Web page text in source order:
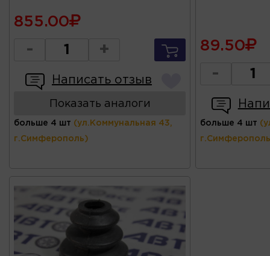
855.00
- +
Написать отзыв
Показать аналоги
больше 4 шт (ул.Коммунальная 43,
г.Симферополь)
89.50
-
больше 4 шт